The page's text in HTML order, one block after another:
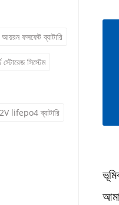
আয়রন ফসফেট ব্যাটারি
স্টোরেজ সিস্টেম
lifepo4 ব্যাটারি